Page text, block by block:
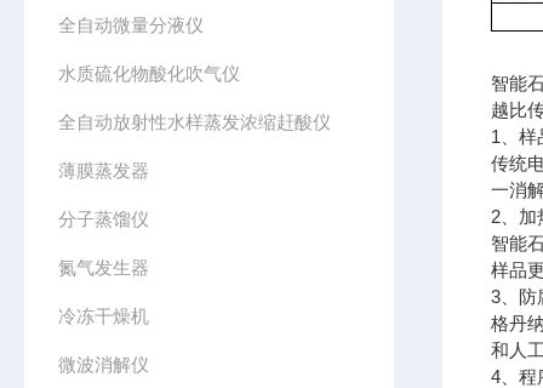
全自动微量分液仪
水质硫化物酸化吹气仪
全自动放射性水样蒸发浓缩赶酸仪
薄膜蒸发器
分子蒸馏仪
氮气发生器
冷冻干燥机
微波消解仪
智能
越比
1、样
传统
一消
2、加
智能
样品
3、防
格丹
和人
4、程